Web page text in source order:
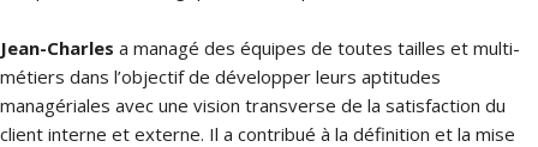
Jean-Charles a managé des équipes de toutes tailles et multi-
métiers dans l’objectif de développer leurs aptitudes
managériales avec une vision transverse de la satisfaction du
client interne et externe. Il a contribué à la définition et la mise